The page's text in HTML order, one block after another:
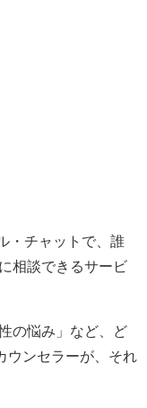
・チャットで、誰
相談できるサービ
の悩み」など、ど
ウンセラーが、それ